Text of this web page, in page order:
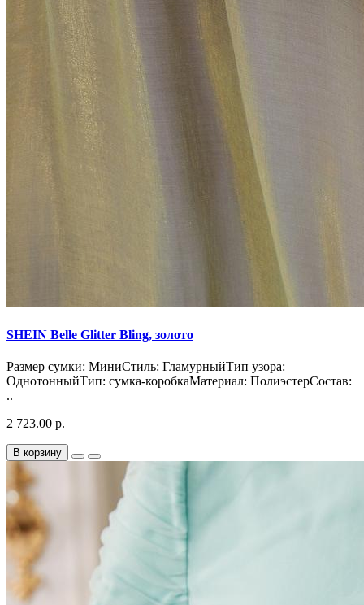
SHEIN Belle Glitter Bling, золото
Размер сумки: МиниСтиль: ГламурныйТип узора:
ОднотонныйТип: сумка-коробкаМатериал: ПолиэстерСостав:
..
2 723.00 р.
В корзину